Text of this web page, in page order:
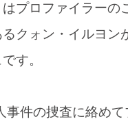
プロファイラーの
クォン・イルヨン
す。
件の捜査に絡めて